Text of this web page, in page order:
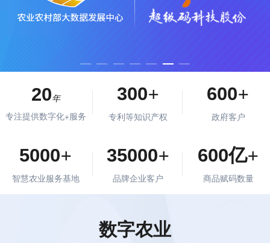
20年
专注提供数字化+服务
300+
专利等知识产权
600+
政府客户
5000+
智慧农业服务基地
35000+
品牌企业客户
600亿+
商品赋码数量
数字农业